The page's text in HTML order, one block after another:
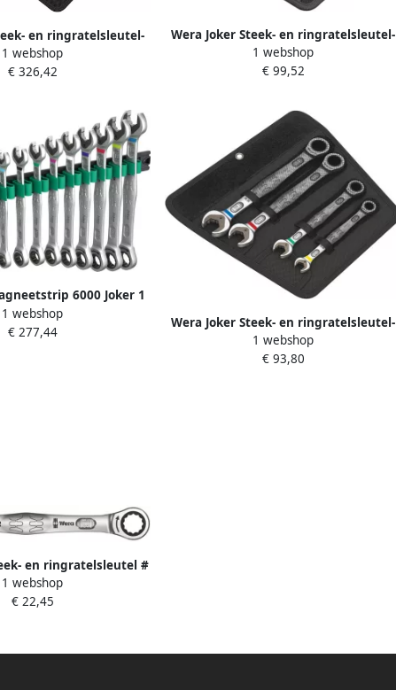
en ringratelsleutel-
1 stuk(s) 05020093001
1 webshop
€ 326,42
Wera Joker Steek- en ringratelsleutel-
set Inch SB 4 -delig 1 stuk(s)
05073295001
1 webshop
€ 99,52
6000 Joker 1
11-delig
05020014001
1 webshop
€ 277,44
Wera Joker Steek- en ringratelsleutel-
set 4 -delig 1 stuk(s) 05073290001
1 webshop
€ 93,80
en ringratelsleutel #
05073271001
1 webshop
€ 22,45